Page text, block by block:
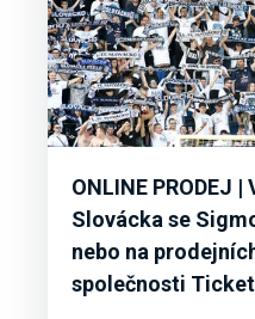
ONLINE PRODEJ
Slovácka se
nebo na
společnosti